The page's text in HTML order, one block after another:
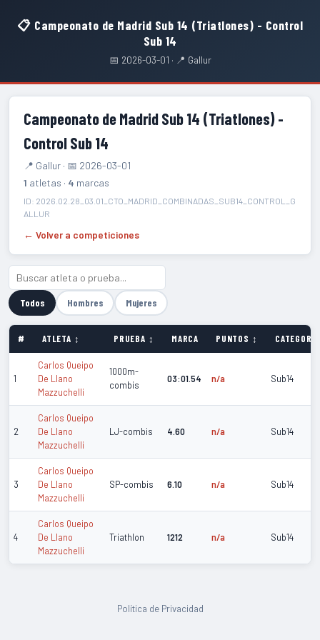
📋 Campeonato de Madrid Sub 14 (Triatlones) - Control
Sub 14
📅 2026-03-01 · 📍 Gallur
Campeonato de Madrid Sub 14 (Triatlones) -
Control Sub 14
📍 Gallur · 📅 2026-03-01
1 atletas · 4 marcas
ID: 2026.02.28_03.01_CTO_MADRID_COMBINADAS_SUB14_CONTROL_G
ALLUR
← Volver a competiciones
Todos Hombres Mujeres
# ATLETA ↕ PRUEBA ↕ MARCA PUNTOS ↕
1
Carlos Queipo
De Llano
Mazzuchelli
1000m-
combis
03:01.54 n/a Sub14
2
Carlos Queipo
De Llano
Mazzuchelli
LJ-combis 4.60 n/a Sub14
3
Carlos Queipo
De Llano
Mazzuchelli
SP-combis 6.10 n/a Sub14
4
Carlos Queipo
De Llano
Mazzuchelli
Triathlon 1212 n/a Sub14
Política de Privacidad